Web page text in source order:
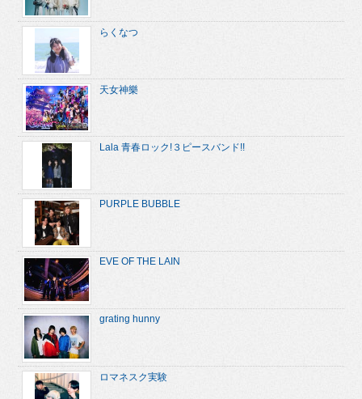
らくなつ
天女神樂
Lala 青春ロック!３ピースバンド!!
PURPLE BUBBLE
EVE OF THE LAIN
grating hunny
ロマネスク実験